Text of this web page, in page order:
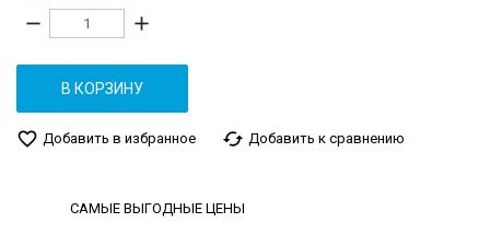
remove add
В КОРЗИНУ
favorite_border Добавить в избранное cached Добавить к сравнению
САМЫЕ ВЫГОДНЫЕ ЦЕНЫ